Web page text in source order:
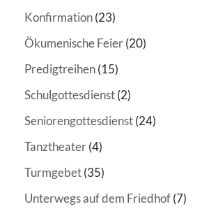
Konfirmation(23)
Ökumenische Feier(20)
Predigtreihen(15)
Schulgottesdienst(2)
Seniorengottesdienst(24)
Tanztheater(4)
Turmgebet(35)
Unterwegs auf dem Friedhof(7)